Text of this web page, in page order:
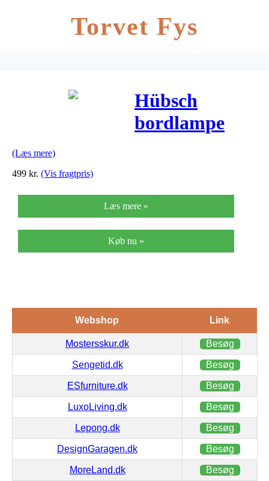
Torvet Fys
Hübsch
bordlampe
(Læs mere)
499 kr. (Vis fragtpris)
Læs mere »
Køb nu »
Webshop Link
Mostersskur.dk Besøg
Sengetid.dk Besøg
ESfurniture.dk Besøg
LuxoLiving.dk Besøg
Lepong.dk Besøg
DesignGaragen.dk Besøg
MoreLand.dk Besøg